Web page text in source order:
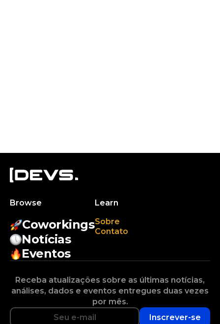
Browse
Coworkings
Notícias
Eventos
Learn
Sobre
Contato
Receba atualizações sobre as últimas notícias,
análises, dados e eventos entregues duas vezes
por mês.
Inscrever-se